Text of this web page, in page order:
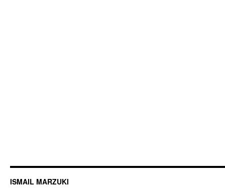
ISMAIL MARZUKI